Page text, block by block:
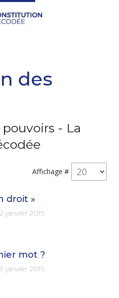
des
- La
Affichage #
droit »
janvier 2019.
mot ?
janvier 2019.